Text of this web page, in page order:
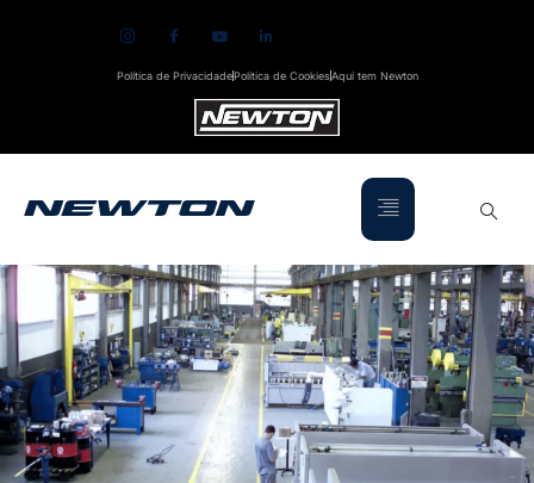
Política de PrivacidadePolítica de CookiesAqui tem Newton